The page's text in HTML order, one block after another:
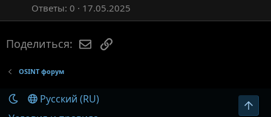
Ответы 0 17.05.2025
Поделиться: Электронная почта
Ссылка
OSINT форум
Русский (RU)